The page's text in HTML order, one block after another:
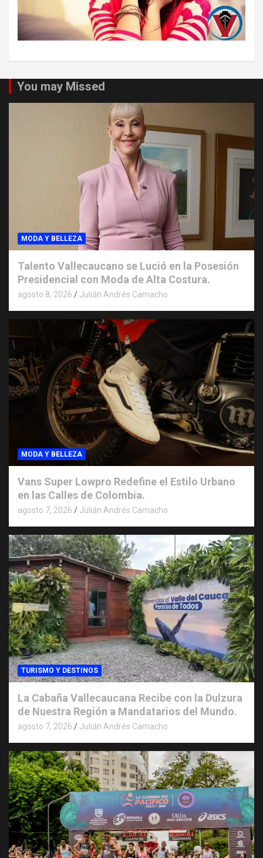
You may Missed
MODA Y BELLEZA
Talento Vallecaucano se Lució en la Posesión
Presidencial con Moda de Alta Costura.
agosto 8, 2026 Julián Andrés Camacho
MODA Y BELLEZA
Vans Super Lowpro Redefine el Estilo Urbano
en las Calles de Colombia.
agosto 7, 2026 Julián Andrés Camacho
TURISMO Y DESTINOS
La Cabaña Vallecaucana Recibe con la Dulzura
de Nuestra Región a Mandatarios del Mundo.
agosto 7, 2026 Julián Andrés Camacho